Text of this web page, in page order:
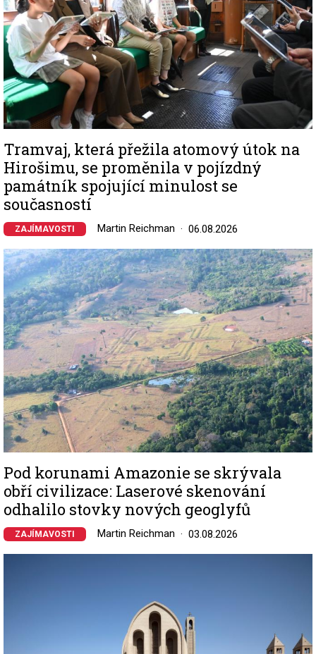
Tramvaj, která přežila atomový útok na
Hirošimu, se proměnila v pojízdný
památník spojující minulost se
současností
ZAJÍMAVOSTI Martin Reichman 06.08.2026
Image
Pod korunami Amazonie se skrývala
obří civilizace: Laserové skenování
odhalilo stovky nových geoglyfů
ZAJÍMAVOSTI Martin Reichman 03.08.2026